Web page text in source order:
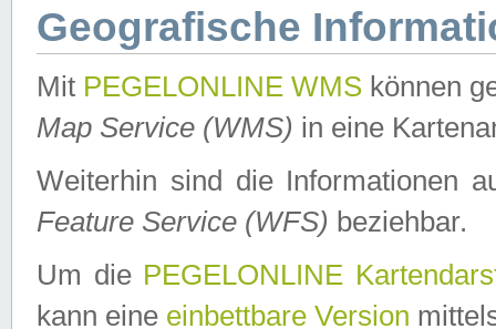
Geografische
Mit PEGELONLINE WMS können
Map Service (WMS) in eine
Weiterhin sind die Informationen
Feature Service (WFS) beziehbar.
Um die PEGELONLINE
kann eine einbettbare Version